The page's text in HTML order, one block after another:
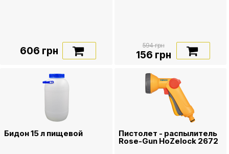
606 грн 156 грн
594 грн
Бидон 15 л пищевой Пистолет - распылитель
Rose-Gun HoZelock 2672